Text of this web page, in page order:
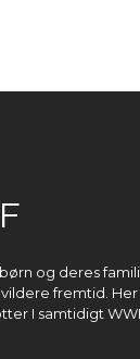
og deres
fremtid.
I samtidigt